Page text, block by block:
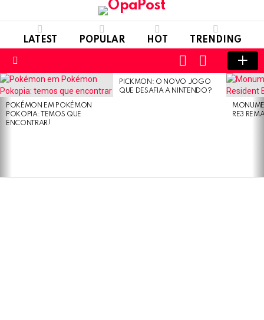
LATEST POPULAR HOT TRENDING
SWITCH
SKIN
LOGIN
LATEST
STORIES
POKÉMON EM POKÉMON
POKOPIA: TEMOS QUE
ENCONTRAR!
PICKMON: O NOVO JOGO
QUE DESAFIA A NINTENDO?
RE3